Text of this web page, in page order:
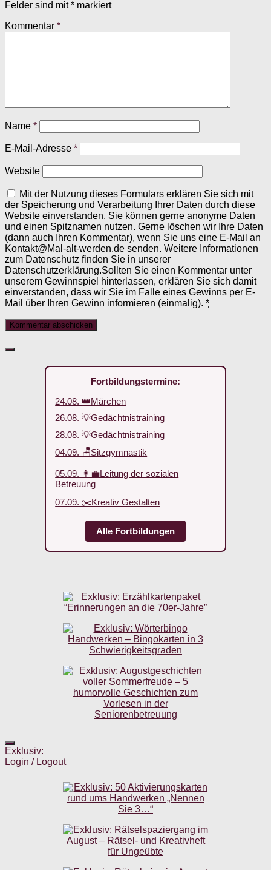
Felder sind mit* markiert
Kommentar *
Name *
E-Mail-Adresse *
Website
Mit der Nutzung dieses Formulars erklären Sie sich mit
der Speicherung und Verarbeitung Ihrer Daten durch diese
Website einverstanden. Sie können gerne anonyme Daten
und einen Spitznamen nutzen. Gerne löschen wir Ihre Daten
(dann auch Ihren Kommentar), wenn Sie uns eine E-Mail an
Kontakt@Mal-alt-werden.de senden. Weitere Informationen
zum Datenschutz finden Sie in unserer
Datenschutzerklärung.Sollten Sie einen Kommentar unter
unserem Gewinnspiel hinterlassen, erklären Sie sich damit
einverstanden, dass wir Sie im Falle eines Gewinns per E-
Mail über Ihren Gewinn informieren (einmalig). *
Fortbildungstermine:
24.08. 👑Märchen
26.08. 💡Gedächtnistraining
28.08. 💡Gedächtnistraining
04.09. 🪑Sitzgymnastik
05.09. 👩‍💼Leitung der sozialen
Betreuung
07.09. ✂️Kreativ Gestalten
Alle Fortbildungen
Exklusiv:
Login / Logout